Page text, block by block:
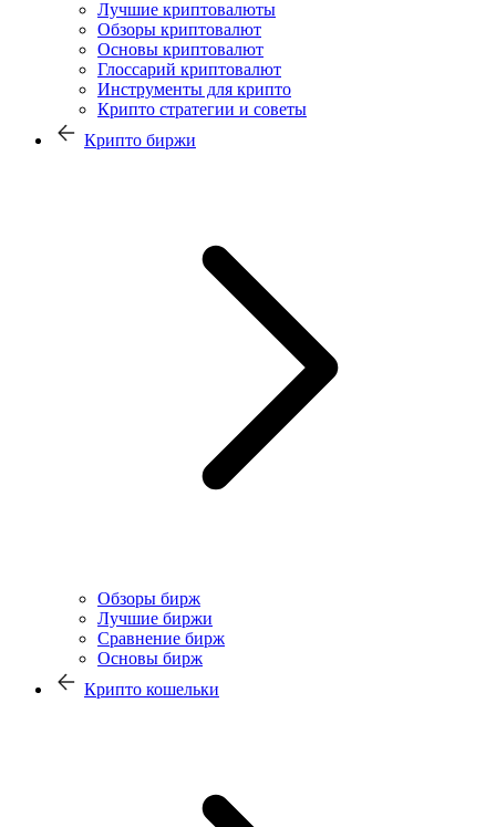
Лучшие криптовалюты
Обзоры криптовалют
Основы криптовалют
Глоссарий криптовалют
Инструменты для крипто
Крипто стратегии и советы
Крипто биржи
Обзоры бирж
Лучшие биржи
Сравнение бирж
Основы бирж
Крипто кошельки